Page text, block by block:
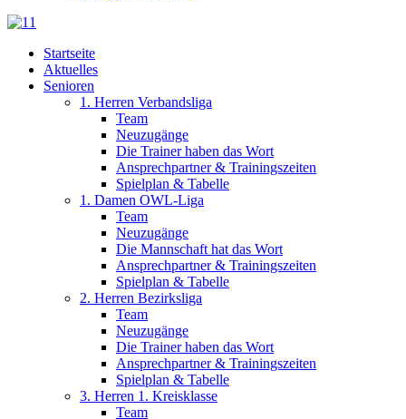
Startseite
Aktuelles
Senioren
1. Herren Verbandsliga
Team
Neuzugänge
Die Trainer haben das Wort
Ansprechpartner & Trainingszeiten
Spielplan & Tabelle
1. Damen OWL-Liga
Team
Neuzugänge
Die Mannschaft hat das Wort
Ansprechpartner & Trainingszeiten
Spielplan & Tabelle
2. Herren Bezirksliga
Team
Neuzugänge
Die Trainer haben das Wort
Ansprechpartner & Trainingszeiten
Spielplan & Tabelle
3. Herren 1. Kreisklasse
Team